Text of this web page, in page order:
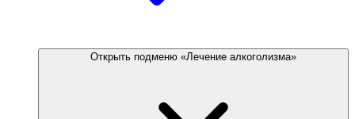
Открыть подменю «Лечение алкоголизма»